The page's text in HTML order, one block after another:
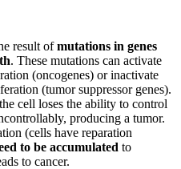
result ofmutations in genes
. These mutations can activate
(oncogenes) or inactivate
(tumor suppressor genes).
cell loses the ability to control
producing a tumor.
(cells have reparation
to be accumulated to
to cancer.